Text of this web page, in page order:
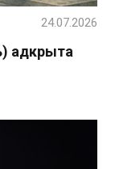
адкрыта
24.07.2026